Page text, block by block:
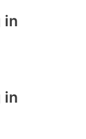
in
in